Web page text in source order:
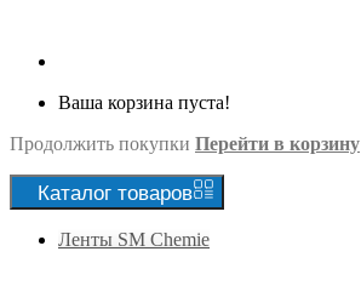
Ваша корзина пуста!
Продолжить покупки Перейти в корзину
Каталог товаров
Ленты SM Chemie